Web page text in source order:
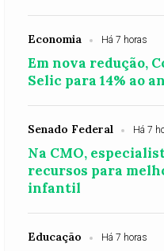
Economia Há 7 horas
Em nova redução,
Selic para 14% ao
Senado Federal Há 7
Na CMO,
recursos para
infantil
Educação Há 7 horas